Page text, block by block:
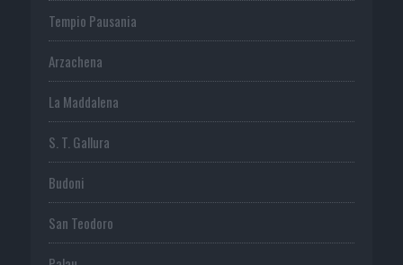
Tempio Pausania
Arzachena
La Maddalena
S. T. Gallura
Budoni
San Teodoro